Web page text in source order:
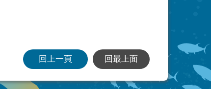
回上一頁 回最上面